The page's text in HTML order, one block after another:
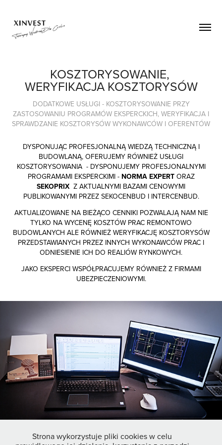
KOSZTORYSOWANIE,
WERYFIKACJA KOSZTORYSÓW
DODATKOWE USŁUGI - KOSZTORYSOWANIE PRZY
ZASTOSOWANIU PROGRAMÓW EKSPERCKICH, WERYFIKACJA I
SPRAWDZANIE KOSZTORYSÓW WYKONAWCÓW I OFERENTÓW
DYSPONUJĄC PROFESJONALNĄ WIEDZĄ TECHNICZNĄ I
BUDOWLANĄ, OFERUJEMY RÓWNIEŻ USŁUGI
KOSZTORYSOWANIA - DYSPONUJEMY PROFESJONALNYMI
PROGRAMAMI EKSPERCKIMI - NORMA EXPERTORAZ
SEKOPRIXZ AKTUALNYMI BAZAMI CENOWYMI
PUBLIKOWANYMI PRZEZ SEKOCENBUD I INTERCENBUD.
AKTUALIZOWANE NA BIEŻĄCO CENNIKI POZWALAJĄ NAM NIE
TYLKO NA WYCENĘ KOSZTÓW PRAC REMONTOWO
BUDOWLANYCH ALE RÓWNIEŻ WERYFIKACJĘ KOSZTORYSÓW
PRZEDSTAWIANYCH PRZEZ INNYCH WYKONAWCÓW PRAC I
ODNIESIENIE ICH DO REALIÓW RYNKOWYCH.
JAKO EKSPERCI WSPÓŁPRACUJEMY RÓWNIEŻ Z FIRMAMI
UBEZPIECZENIOWYMI.
Strona wykorzystuje pliki cookies w celu